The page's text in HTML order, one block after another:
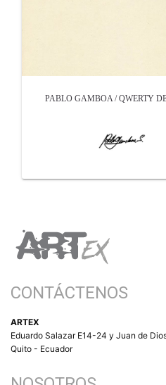
PABLO GAMBOA / QWERTY
CONTÁCTENOS
ARTEX
Eduardo Salazar E14-24 y Juan de
Quito - Ecuador